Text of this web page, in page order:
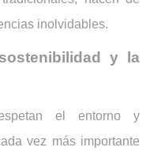
inolvidables.
y la
el entorno y
vez más importante